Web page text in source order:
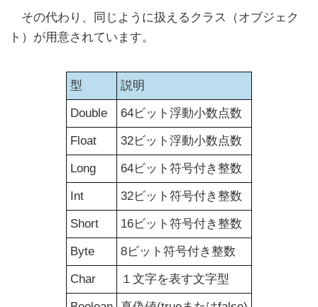
その代わり、同じように扱えるクラス（オブジェク
ト）が用意されています。
型 説明
Double 64ビット浮動小数点数
Float 32ビット浮動小数点数
Long 64ビット符号付き整数
Int 32ビット符号付き整数
Short 16ビット符号付き整数
Byte 8ビット符号付き整数
Char １文字を表す文字型